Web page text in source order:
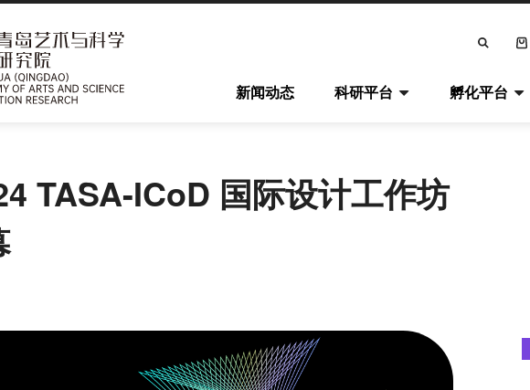
搜
导
新闻动态 科研平台 孵化平台
TASA-ICoD 国际设计工作坊